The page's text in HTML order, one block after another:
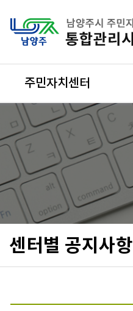
주민자치센터
센터별 공지사항